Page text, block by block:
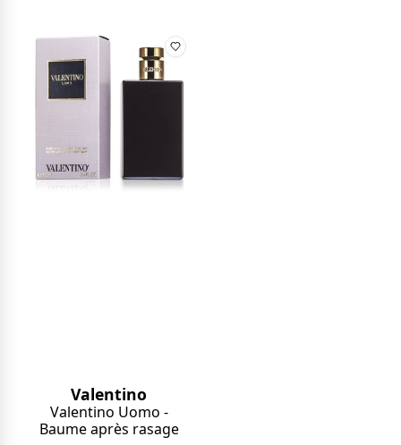
Valentino
Valentino Uomo -
Baume après rasage